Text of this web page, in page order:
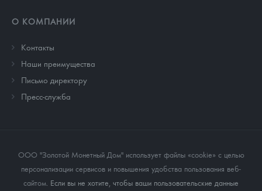
О КОМПАНИИ
Контакты
Наши преимущества
Письмо директору
Пресс-служба
ООО "Золотой Монетный Дом" использует файлы «cookie» с целью
персонализации сервисов и повышения удобства пользования веб-
сайтом. Если вы не хотите, чтобы ваши пользовательские данные